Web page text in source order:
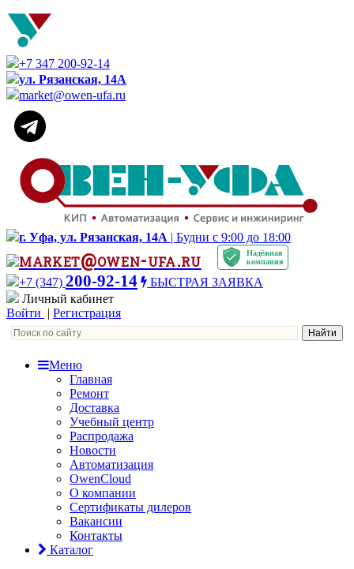
+7 347 200-92-14
ул. Рязанская, 14А
market@owen-ufa.ru
г. Уфа, ул. Рязанская, 14А | Будни с 9:00 до 18:00
market@owen-ufa.ru
Надёжная
компания
+7 (347) 200-92-14
БЫСТРАЯ ЗАЯВКА
Личный кабинет
Войти | Регистрация
Меню
Главная
Ремонт
Доставка
Учебный центр
Распродажа
Новости
Автоматизация
OwenCloud
О компании
Сертификаты дилеров
Вакансии
Контакты
Каталог